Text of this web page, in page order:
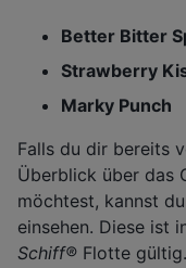
Better Bitter
Strawberry
Marky Punch
Falls du dir bereits
Überblick über das
möchtest, kannst
einsehen. Diese ist
Schiff® Flotte gültig.